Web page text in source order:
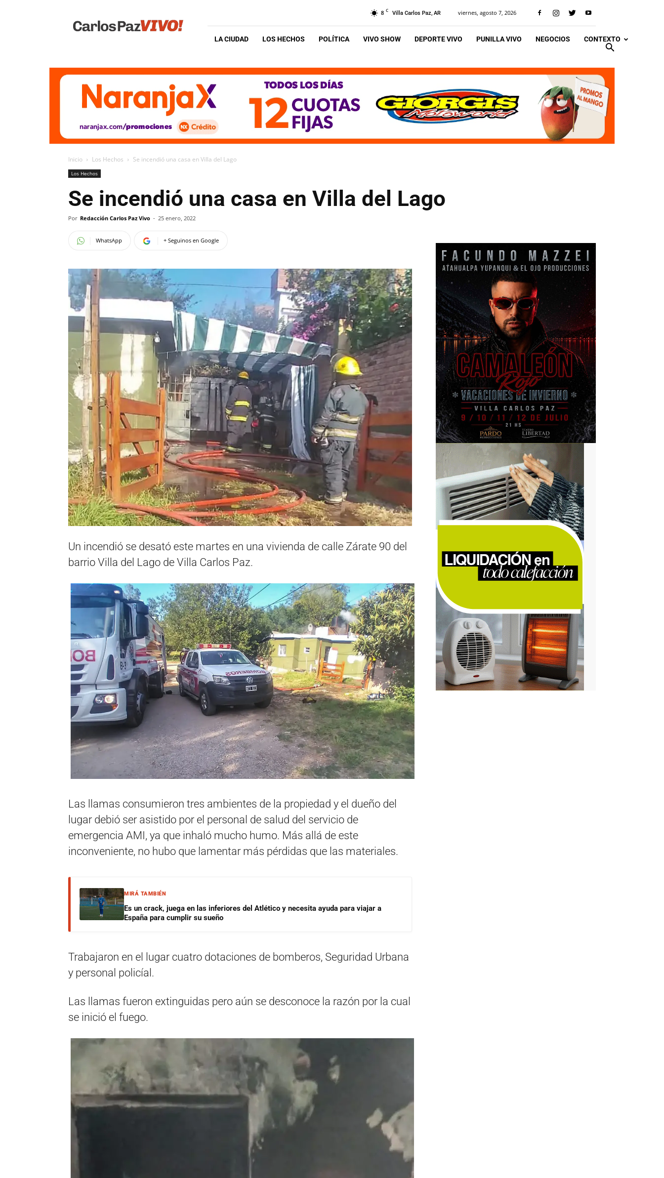
Vivo
8 C Villa Carlos Paz, AR viernes, agosto 7, 2026
LA CIUDAD LOS HECHOS POLÍTICA VIVO SHOW DEPORTE VIVO PUNILLA VIVO NEGOCIOS CONTEXTO
Inicio Los Hechos Se incendió una casa en Villa del Lago
Los Hechos
Se incendió una casa en Villa del Lago
Por Redacción Carlos Paz Vivo - 25 enero, 2022
WhatsApp + Seguinos en Google
Un incendió se desató este martes en una vivienda de calle Zárate 90 del
barrio Villa del Lago de Villa Carlos Paz.
Las llamas consumieron tres ambientes de la propiedad y el dueño del
lugar debió ser asistido por el personal de salud del servicio de
emergencia AMI, ya que inhaló mucho humo. Más allá de este
inconveniente, no hubo que lamentar más pérdidas que las materiales.
MIRÁ TAMBIÉN
Es un crack, juega en las inferiores del Atlético y necesita ayuda para viajar a
España para cumplir su sueño
Trabajaron en el lugar cuatro dotaciones de bomberos, Seguridad Urbana
y personal policíal.
Las llamas fueron extinguidas pero aún se desconoce la razón por la cual
se inició el fuego.